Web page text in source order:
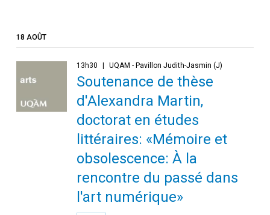
18 AOÛT
13h30 UQAM - Pavillon Judith-Jasmin (J)
Soutenance de thèse
d'Alexandra Martin,
doctorat en études
littéraires: «Mémoire et
obsolescence: À la
rencontre du passé dans
l'art numérique»